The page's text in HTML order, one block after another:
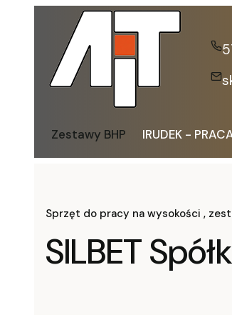
Zestawy BHP IRUDEK -
Sprzęt do pracy na wysokości ,
SILBET